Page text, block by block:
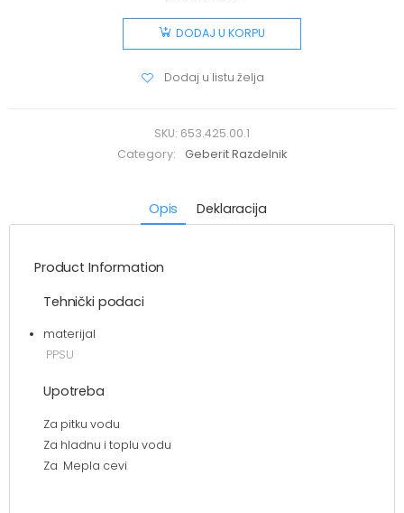
DODAJ U KORPU
Dodaj u listu želja
SKU: 653.425.00.1
Category:
Geberit Razdelnik
Opis Deklaracija
Product Information
Tehnički podaci
materijal
PPSU
Upotreba
Za pitku vodu
Za hladnu i toplu vodu
Za Mepla cevi